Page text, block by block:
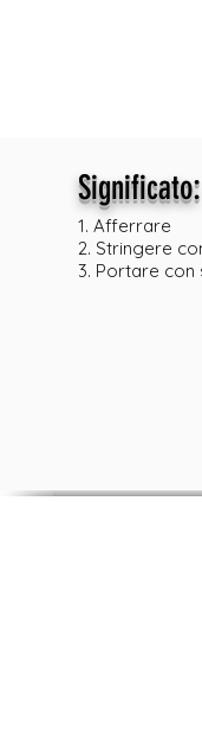
Significato:
1. Afferrare
2. Stringere
3. Portare con